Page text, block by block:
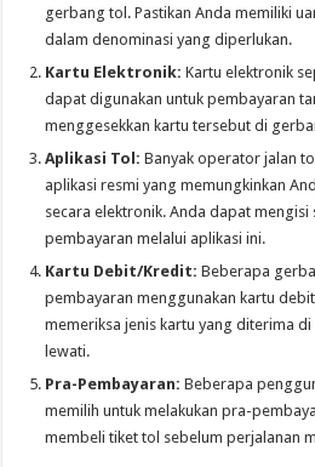
gerbang tol. Pastikan Anda memiliki
dalam denominasi yang diperlukan.
Kartu Elektronik: Kartu elektronik
dapat digunakan untuk pembayaran
menggesekkan kartu tersebut di
Aplikasi Tol: Banyak operator jalan
aplikasi resmi yang memungkinkan
secara elektronik. Anda dapat mengisi
pembayaran melalui aplikasi ini.
Kartu Debit/Kredit: Beberapa
pembayaran menggunakan kartu
memeriksa jenis kartu yang diterima
lewati.
Pra-Pembayaran: Beberapa
memilih untuk melakukan pra-
membeli tiket tol sebelum perjalanan